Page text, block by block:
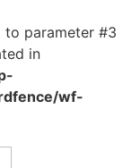
to parameter #3
in
wf-